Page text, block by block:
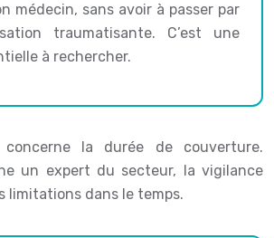
médecin, sans avoir à passer par
traumatisante. C’est une
à rechercher.
la durée de couverture.
un expert du secteur, la vigilance
limitations dans le temps.